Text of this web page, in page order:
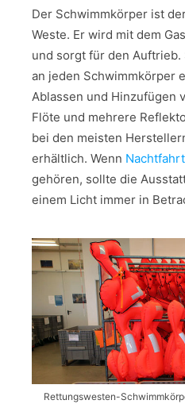
Der Schwimmkörper ist
Weste. Er wird mit dem
und sorgt für den
an jeden Schwimmkörper
Ablassen und Hinzufügen
Flöte und mehrere
bei den meisten
erhältlich. Wenn
gehören, sollte die
einem Licht immer in
Rettungswesten-